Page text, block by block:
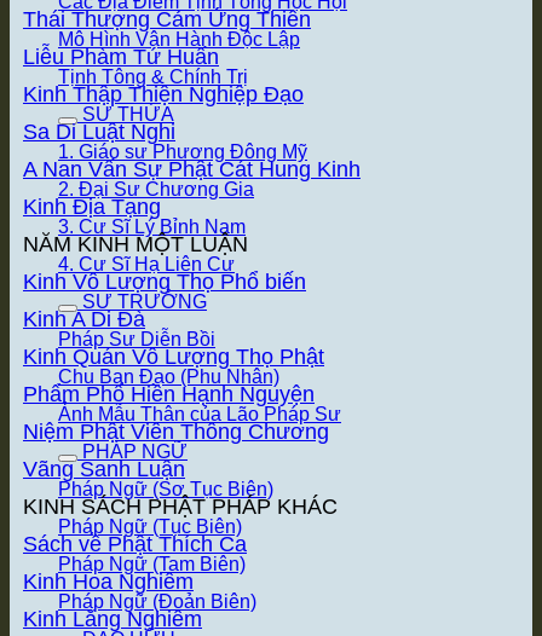
Mô Hình Vận Hành Độc Lập
Tịnh Tông & Chính Trị
SƯ THỪA
1. Giáo sư Phương Đông Mỹ
2. Đại Sư Chương Gia
3. Cư Sĩ Lý Bỉnh Nam
4. Cư Sĩ Hạ Liên Cư
SƯ TRƯỞNG
Pháp Sư Diễn Bồi
Chu Ban Đạo (Phu Nhân)
Ảnh Mẫu Thân của Lão Pháp Sư
PHÁP NGỮ
Pháp Ngữ (Sơ Tục Biên)
Pháp Ngữ (Tục Biên)
Pháp Ngữ (Tam Biên)
Pháp Ngữ (Đoản Biên)
Thái Thượng Cảm Ứng Thiên
Liễu Phàm Tứ Huấn
Kinh Thập Thiện Nghiệp Đạo
Sa Di Luật Nghi
A Nan Vấn Sự Phật Cát Hung Kinh
Kinh Địa Tạng
NĂM KINH MỘT LUẬN
Kinh Vô Lượng Thọ
Kinh A Di Đà
Kinh Quán Vô Lượng Thọ Phật
Phẩm Phổ Hiền Hạnh Nguyện
Niệm Phật Viên Thông Chương
Vãng Sanh Luận
KINH SÁCH PHẬT PHÁP KHÁC
Sách về Phật Thích Ca
Kinh Hoa Nghiêm
Kinh Lăng Nghiêm